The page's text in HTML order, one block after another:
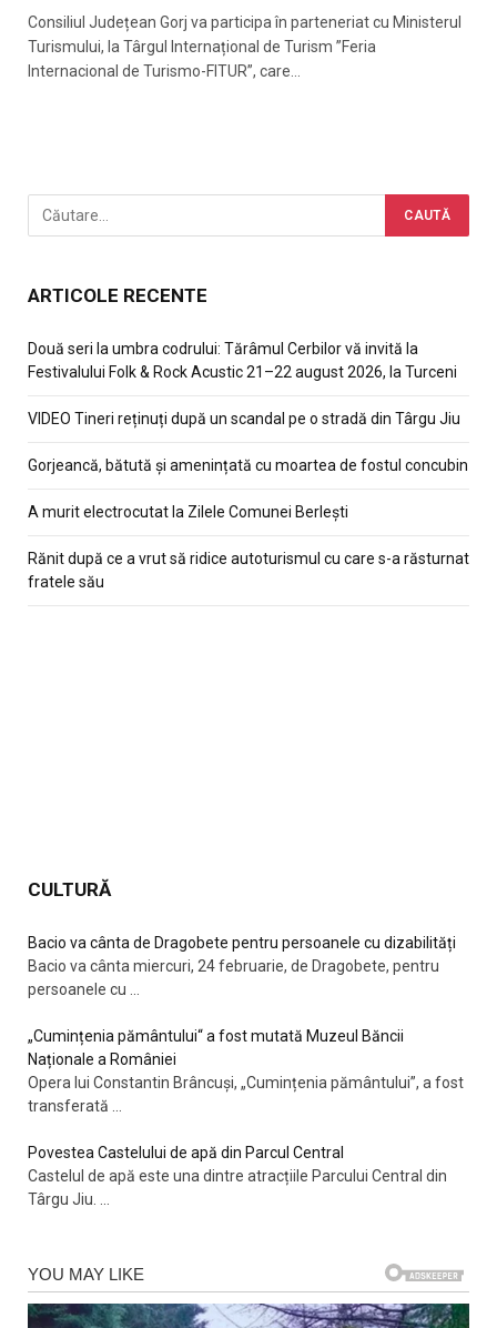
Consiliul Județean Gorj va participa în parteneriat cu Ministerul
Turismului, la Târgul Internațional de Turism ”Feria
Internacional de Turismo-FITUR”, care…
ARTICOLE RECENTE
Două seri la umbra codrului: Tărâmul Cerbilor vă invită la
Festivalului Folk & Rock Acustic 21–22 august 2026, la Turceni
VIDEO Tineri reținuți după un scandal pe o stradă din Târgu Jiu
Gorjeancă, bătută și amenințată cu moartea de fostul concubin
A murit electrocutat la Zilele Comunei Berlești
Rănit după ce a vrut să ridice autoturismul cu care s-a răsturnat
fratele său
CULTURĂ
Bacio va cânta de Dragobete pentru persoanele cu dizabilități
Bacio va cânta miercuri, 24 februarie, de Dragobete, pentru
persoanele cu
„Cumințenia pământului“ a fost mutată Muzeul Băncii
Naționale a României
Opera lui Constantin Brâncuși, „Cumințenia pământului”, a fost
transferată
Povestea Castelului de apă din Parcul Central
Castelul de apă este una dintre atracțiile Parcului Central din
Târgu Jiu.